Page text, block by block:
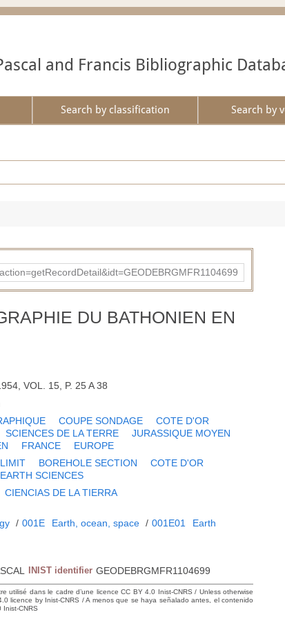
and Francis Bibliographic
Search by classification Search by
DU BATHONIEN EN
VOL. 15, P. 25 A 38
COUPE SONDAGE
COTE D'OR
SCIENCES DE LA TERRE
JURASSIQUE MOYEN
FRANCE EUROPE
BOREHOLE SECTION
COTE D'OR
EARTH SCIENCES
CIENCIAS DE LA TIERRA
/ 001E Earth, ocean, space / 001E01
Earth
INIST identifier GEODEBRGMFR1104699
dans le cadre d’une licence CC BY 4.0 Inist-CNRS / Unless otherwise
licence by Inist-CNRS / A menos que se haya señalado antes, el contenido
CNRS